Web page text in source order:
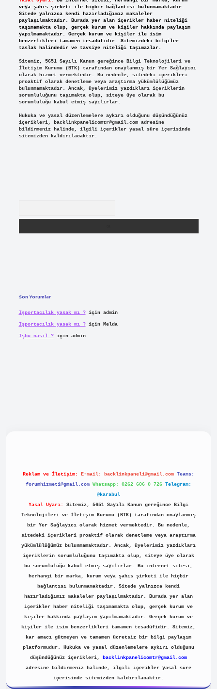
veya şahıs şirketi ile hiçbir bağlantısı bulunmamaktadır.
Sitede yalnızca kendi hazırladığımız makaleler
paylaşılmaktadır. Burada yer alan içerikler haber niteliği
taşımamakta olup, gerçek kurum ve kişiler hakkında paylaşım
yapılmamaktadır. Gerçek kurum ve kişiler ile isim
benzerlikleri tamamen tesadüfidir. Sitemizdeki bilgiler
taslak halindedir ve tavsiye niteliği taşımazlar.
Sitemiz, 5651 Sayılı Kanun gereğince Bilgi Teknolojileri ve
İletişim Kurumu (BTK) tarafından onaylanmış bir Yer Sağlayıcı
olarak hizmet vermektedir. Bu nedenle, sitedeki içerikleri
proaktif olarak denetleme veya araştırma yükümlülüğümüz
bulunmamaktadır. Ancak, üyelerimiz yazdıkları içeriklerin
sorumluluğunu taşımakta olup, siteye üye olarak bu
sorumluluğu kabul etmiş sayılırlar.
Hukuka ve yasal düzenlemelere aykırı olduğunu düşündüğünüz
içerikleri,
backlinkpanelicomtr@gmail.comadresine
bildirmeniz halinde, ilgili içerikler yasal süre içerisinde
sitemizden kaldırılacaktır.
Son Yorumlar
Işportacılık yasak mı ?için admin
Işportacılık yasak mı ?için Melda
Işbu nasil ?için admin
Reklam ve İletişim: E-mail: backlinkpaneli@gmail.com Teams:
forumhizmeti@gmail.com Whatsapp: 0262 606 0 726 Telegram:
@karabul
Yasal Uyarı:
Sitemiz, 5651 Sayılı Kanun gereğince Bilgi
Teknolojileri ve İletişim Kurumu (BTK) tarafından onaylanmış
bir Yer Sağlayıcı olarak hizmet vermektedir. Bu nedenle,
sitedeki içerikleri proaktif olarak denetleme veya araştırma
yükümlülüğümüz bulunmamaktadır. Ancak, üyelerimiz yazdıkları
içeriklerin sorumluluğunu taşımakta olup, siteye üye olarak
bu sorumluluğu kabul etmiş sayılırlar. Bu internet sitesi,
herhangi bir marka, kurum veya şahıs şirketi ile hiçbir
bağlantısı bulunmamaktadır. Sitede yalnızca kendi
hazırladığımız makaleler paylaşılmaktadır. Burada yer alan
içerikler haber niteliği taşımamakta olup, gerçek kurum ve
kişiler hakkında paylaşım yapılmamaktadır. Gerçek kurum ve
kişiler ile isim benzerlikleri tamamen tesadüfidir. Sitemiz,
kar amacı gütmeyen ve tamamen ücretsiz bir bilgi paylaşım
platformudur. Hukuka ve yasal düzenlemelere aykırı olduğunu
düşündüğünüz içerikleri,
backlinkpanelicomtr@gmail.com
adresine bildirmeniz halinde, ilgili içerikler yasal süre
içerisinde sitemizden kaldırılacaktır.